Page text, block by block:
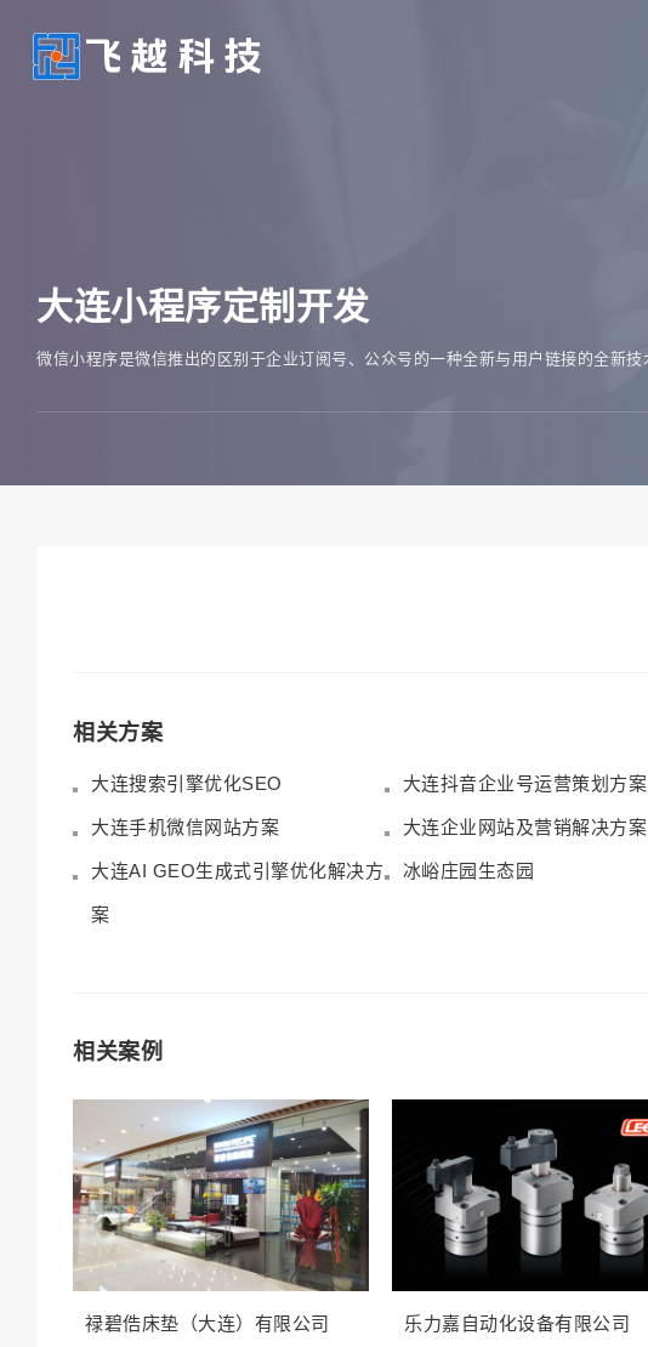
大连小程序定制开发
微信小程序是微信推出的区别于企业订阅号、公众号的一种全新与用户链接的全新
相关方案
大连搜索引擎优化SEO 大连抖音企业号运营策划方案
大连手机微信网站方案 大连企业网站及营销解决方案
大连AI GEO生成式引擎优化解决方
案
冰峪庄园生态园
相关案例
禄碧俈床垫（大连）有限公司 乐力嘉自动化设备有限公司